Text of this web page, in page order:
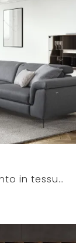
Zeno categoria C con rivestimento in tessuto: diventerà presenza caratterizzante del tuo soggiorno, grazie a design unico, morbida imbottitura e ...